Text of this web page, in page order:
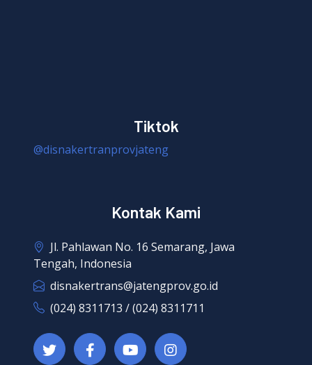
Tiktok
@disnakertranprovjateng
Kontak Kami
Jl. Pahlawan No. 16 Semarang, Jawa
Tengah, Indonesia
disnakertrans@jatengprov.go.id
(024) 8311713 / (024) 8311711